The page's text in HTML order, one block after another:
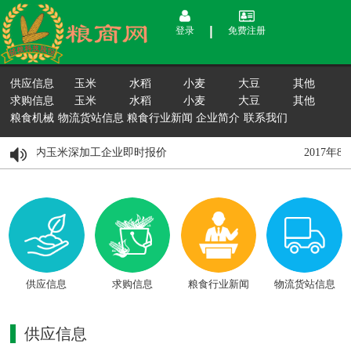
登录 免费注册
供应信息 玉米 水稻 小麦 大豆
其他
求购信息
玉米 水稻 小麦 大豆
其他
粮食机械 物流货站信息 粮食行业新闻 企业简介 联系我们
日国内玉米深加工企业即时报价 2017年8
供应信息 求购信息 粮食行业新闻 物流货站信息
供应信息